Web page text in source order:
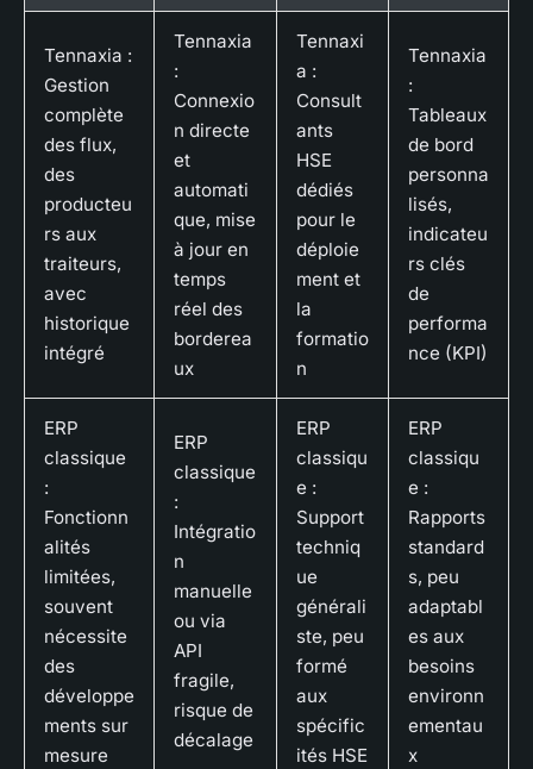
Tennaxia :
Gestion
complète
des flux,
des
producteu
rs aux
traiteurs,
avec
historique
intégré
Tennaxia
:
Connexio
n directe
et
automati
que, mise
à jour en
temps
réel des
borderea
ux
Tennaxi
a :
Consult
ants
HSE
dédiés
pour le
déploie
ment et
la
formatio
n
Tennaxia
:
Tableaux
de bord
personna
lisés,
indicateu
rs clés
de
performa
nce (KPI)
ERP
classique
:
Fonctionn
alités
limitées,
souvent
nécessite
des
développe
ments sur
mesure
ERP
classique
:
Intégratio
n
manuelle
ou via
API
fragile,
risque de
décalage
ERP
classiqu
e :
Support
techniq
ue
générali
ste, peu
formé
aux
spécific
ités HSE
ERP
classiqu
e :
Rapports
standard
s, peu
adaptabl
es aux
besoins
environn
ementau
x